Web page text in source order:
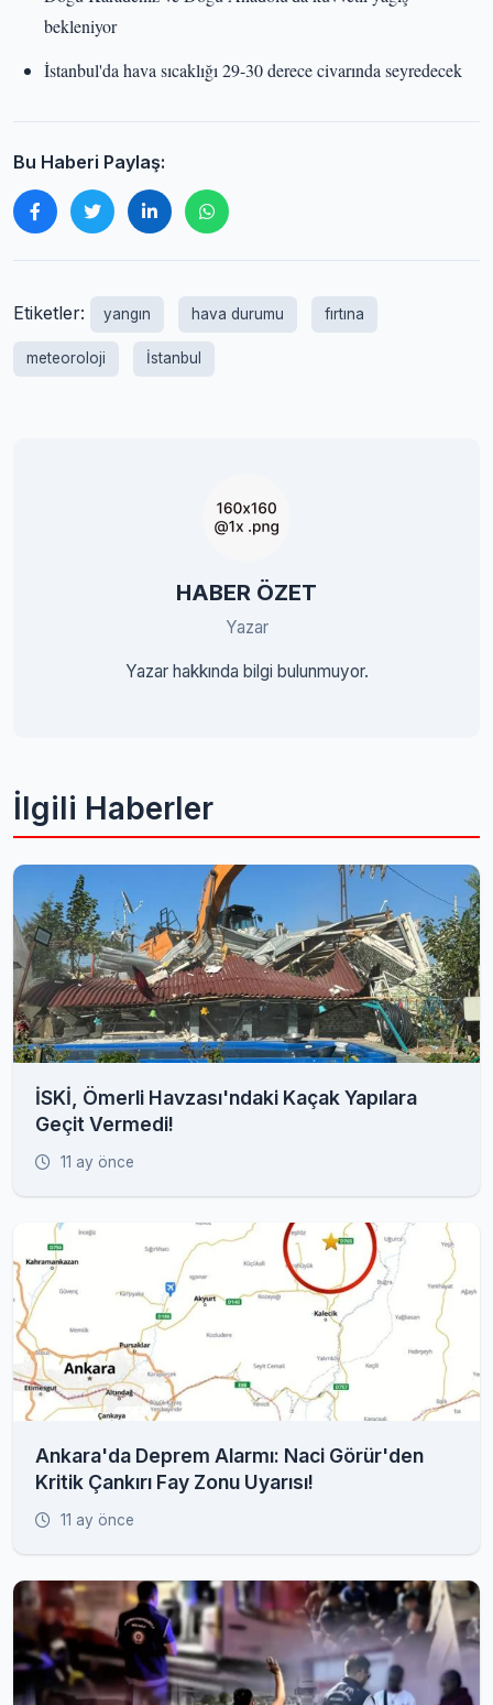
bekleniyor
İstanbul'da hava sıcaklığı 29-30 derece civarında seyredecek
Bu Haberi Paylaş:
Etiketler: yangın hava durumu fırtına
meteoroloji İstanbul
HABER ÖZET
Yazar
Yazar hakkında bilgi bulunmuyor.
İlgili Haberler
İSKİ, Ömerli Havzası'ndaki Kaçak Yapılara
Geçit Vermedi!
11 ay önce
Ankara'da Deprem Alarmı: Naci Görür'den
Kritik Çankırı Fay Zonu Uyarısı!
11 ay önce